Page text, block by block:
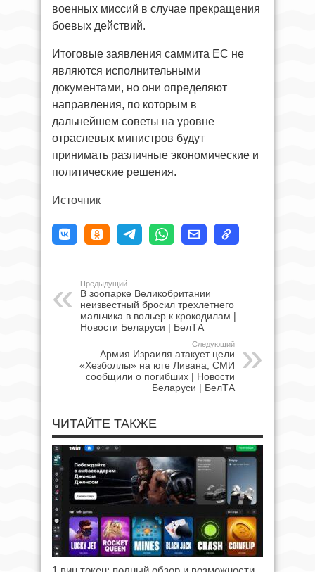
военных миссий в случае прекращения
боевых действий.
Итоговые заявления саммита ЕС не
являются исполнительными
документами, но они определяют
направления, по которым в
дальнейшем советы на уровне
отраслевых министров будут
принимать различные экономические и
политические решения.
Источник
Предыдущий
В зоопарке Великобритании
неизвестный бросил трехлетнего
мальчика в вольер к крокодилам |
Новости Беларуси | БелТА
Следующий
Армия Израиля атакует цели
«Хезболлы» на юге Ливана, СМИ
сообщили о погибших | Новости
Беларуси | БелТА
ЧИТАЙТЕ ТАКЖЕ